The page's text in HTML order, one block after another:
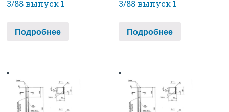
3/88 выпуск 1
Подробнее
3/88 выпуск 1
Подробнее